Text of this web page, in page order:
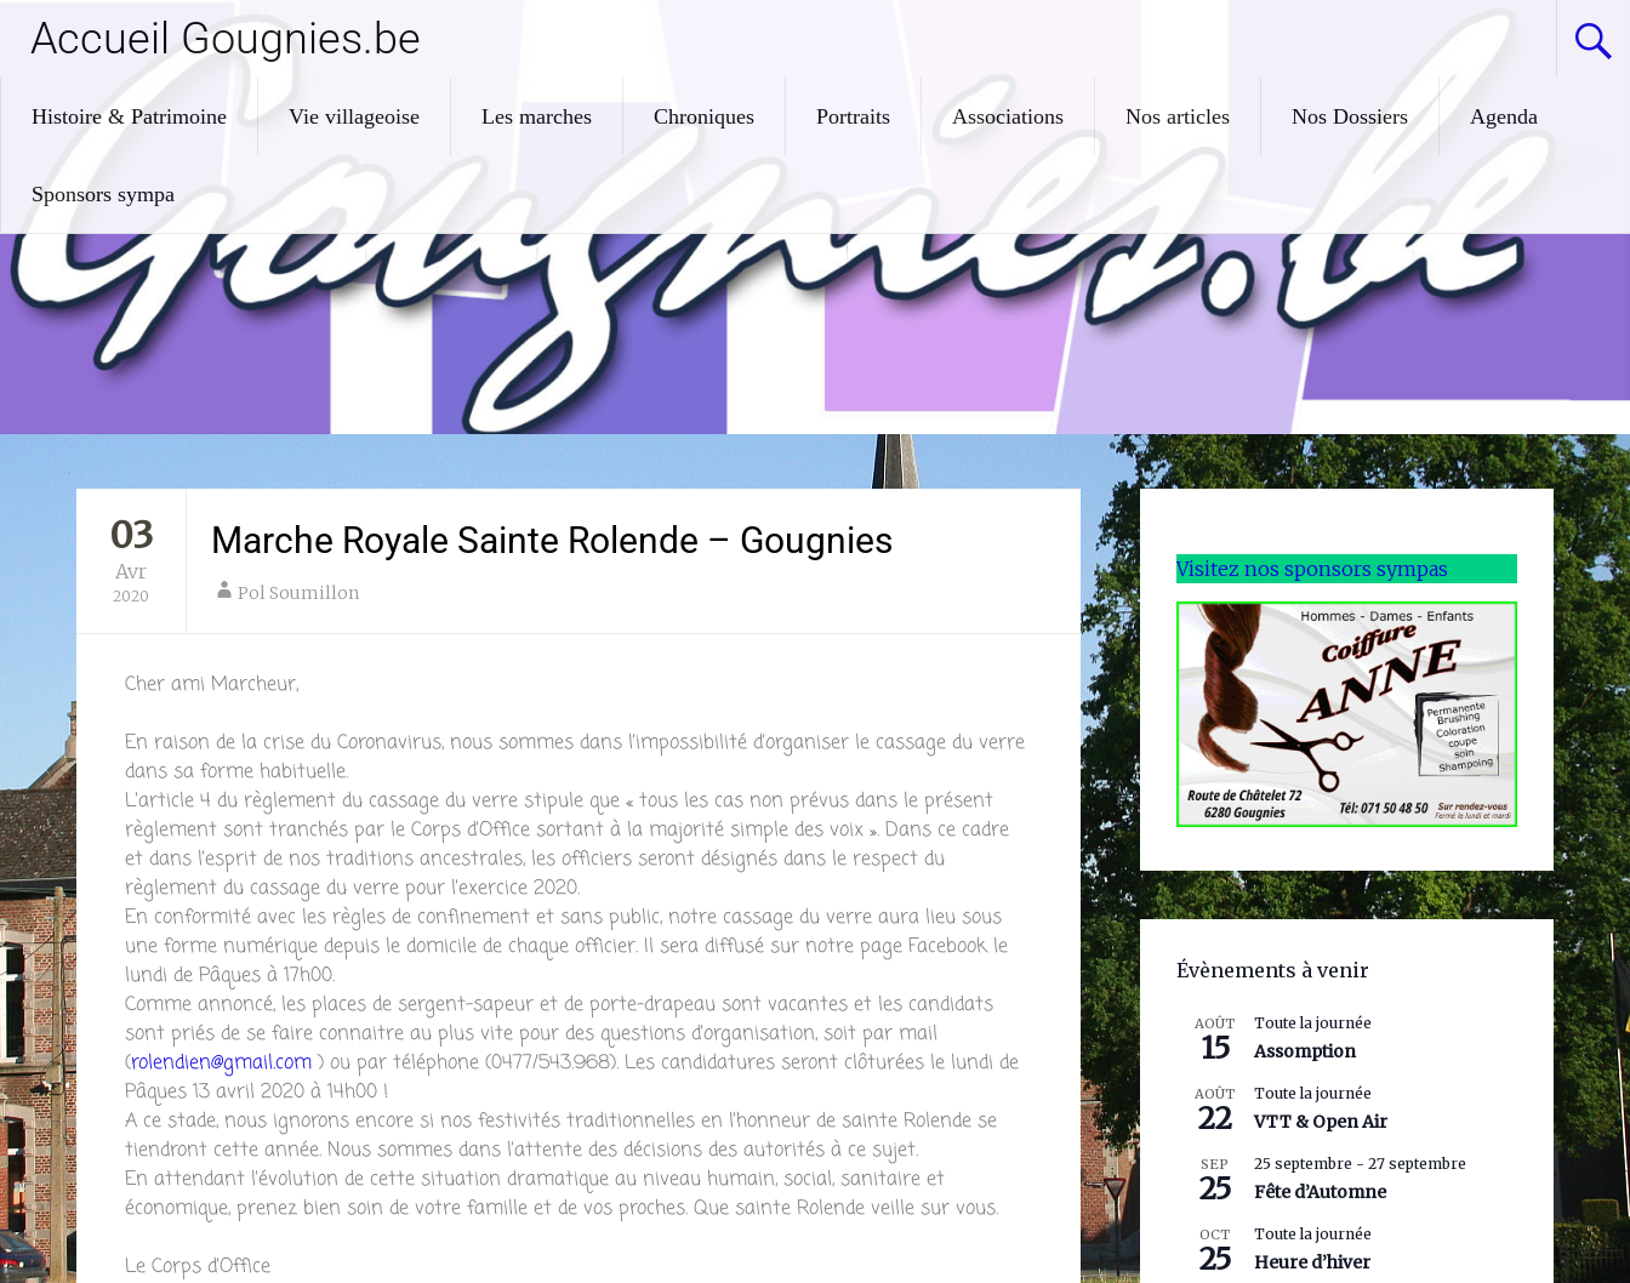
Accueil Gougnies.be
Histoire & Patrimoine Vie villageoise Les marches Chroniques Portraits Associations Nos articles Nos Dossiers Agenda
Sponsors sympa
03
Avr
2020
Marche Royale Sainte Rolende – Gougnies
Pol Soumillon
Cher ami Marcheur,
En raison de la crise du Coronavirus, nous sommes dans l’impossibilité d’organiser le cassage du verre
dans sa forme habituelle.
L’article 4 du règlement du cassage du verre stipule que « tous les cas non prévus dans le présent
règlement sont tranchés par le Corps d’Office sortant à la majorité simple des voix ». Dans ce cadre
et dans l’esprit de nos traditions ancestrales, les officiers seront désignés dans le respect du
règlement du cassage du verre pour l’exercice 2020.
En conformité avec les règles de confinement et sans public, notre cassage du verre aura lieu sous
une forme numérique depuis le domicile de chaque officier. Il sera diffusé sur notre page Facebook le
lundi de Pâques à 17h00.
Comme annoncé, les places de sergent-sapeur et de porte-drapeau sont vacantes et les candidats
sont priés de se faire connaitre au plus vite pour des questions d’organisation, soit par mail
(rolendien@gmail.com) ou par téléphone (0477/543.968). Les candidatures seront clôturées le lundi de
Pâques 13 avril 2020 à 14h00 !
A ce stade, nous ignorons encore si nos festivités traditionnelles en l’honneur de sainte Rolende se
tiendront cette année. Nous sommes dans l’attente des décisions des autorités à ce sujet.
En attendant l’évolution de cette situation dramatique au niveau humain, social, sanitaire et
économique, prenez bien soin de votre famille et de vos proches. Que sainte Rolende veille sur vous.
Le Corps d’Office
Visitez nos sponsors sympas
Évènements à venir
AOÛT
15
Toute la journée
Assomption
AOÛT
22
Toute la journée
VTT & Open Air
SEP
25
25 septembre - 27 septembre
Fête d’Automne
OCT
25
Toute la journée
Heure d’hiver